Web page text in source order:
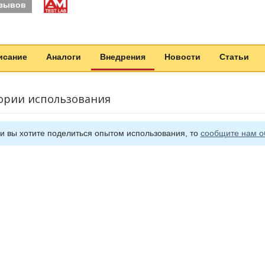
Аналоги Внедрения Новости Статьи
использования
вы хотите поделиться опытом использования, то сообщите нам